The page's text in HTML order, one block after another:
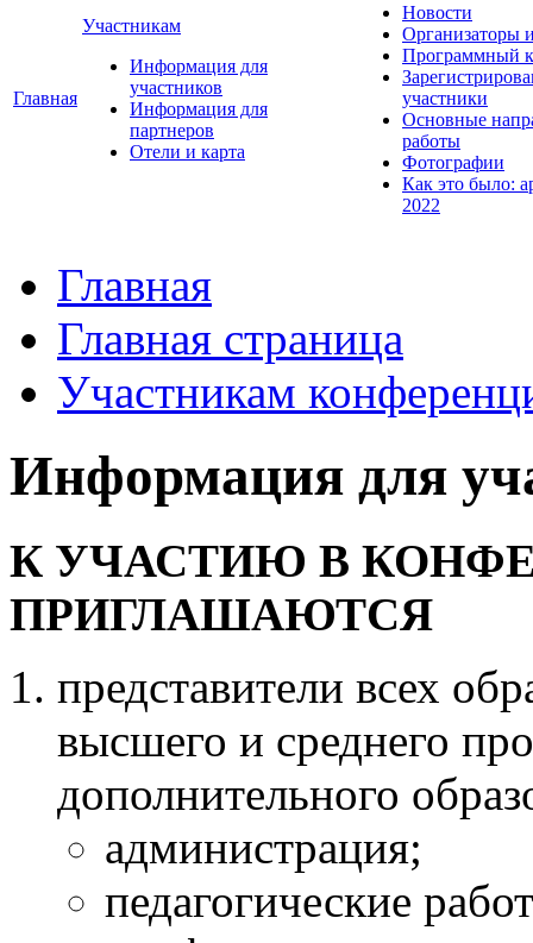
Главная
Участникам
Информация для
участников
Информация для
партнеров
Отели и карта
Новости
Организаторы
Программный
участники
Основные
работы
Фотографии
Как это было:
2022
Главная
Главная страница
Участникам
Информация для
К УЧАСТИЮ В
ПРИГЛАШАЮТСЯ
представители всех
высшего и среднего
дополнительного
администрация;
педагогические